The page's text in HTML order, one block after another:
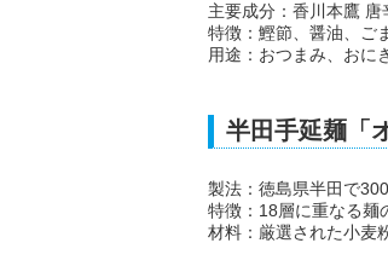
主要成分：香川本鷹 唐
特徴：鰹節、醤油、ご
用途：おつまみ、おに
半田手延麺「
製法：徳島県半田で
特徴：18層に重なる麺
材料：厳選された小麦